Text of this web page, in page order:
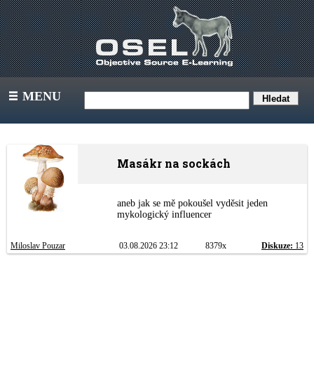
III MENU
Masákr na sockách
aneb jak se mě pokoušel vyděsit jeden
mykologický influencer
Miloslav Pouzar 03.08.2026 23:12 8379x Diskuze: 13